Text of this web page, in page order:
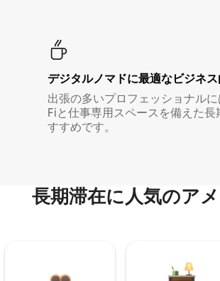
デジタルノマド⁠に最⁠適⁠なビ⁠ジ⁠ネ⁠
出張の多いプロフェッショナル
Fiと仕事専用スペースを備えた長
すすめです。
長期滞在に人気のア